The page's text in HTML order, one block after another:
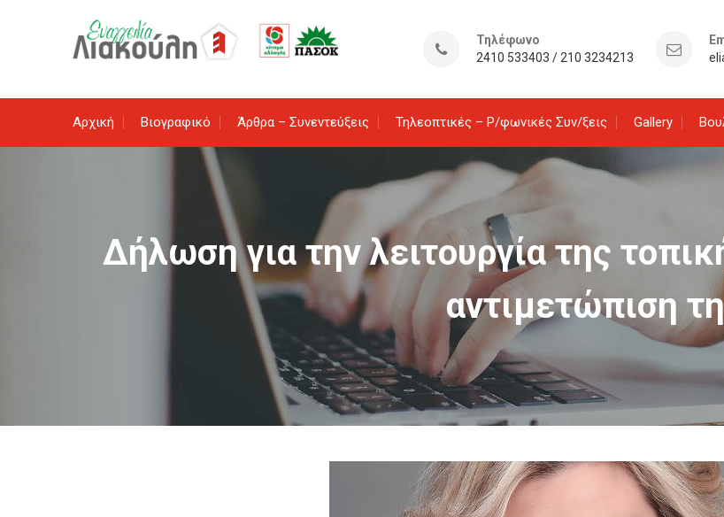
Τηλέφωνο
2410 533403 / 210 3234213
Αρχική Βιογραφικό Άρθρα – Συνεντεύξεις Τηλεοπτικές – Ρ/φωνικές Συν/ξεις Gallery
Δήλωση για την λειτουργία της
αντιμετώπιση